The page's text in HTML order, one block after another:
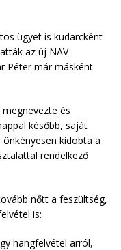
ügyet is kudarcként
az új NAV-
Péter már másként
és
később, saját
kidobta a
rendelkező
nőtt a feszültség,
is:
hangfelvétel arról,